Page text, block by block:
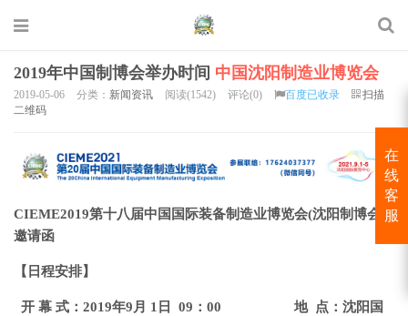
2019年中国制博会举办时间 中国沈阳制造业博览会
2019-05-06 分类： 新闻资讯 阅读(1542) 评论(0) 百度已收录
扫描
二维码
CIEME2019第十八届中国国际装备制造业博览会(沈阳制博会）
邀请函
【 日程安排】
开 幕 式：2019年9月 1日 09：00
地 点：沈阳国
在
线
客
服